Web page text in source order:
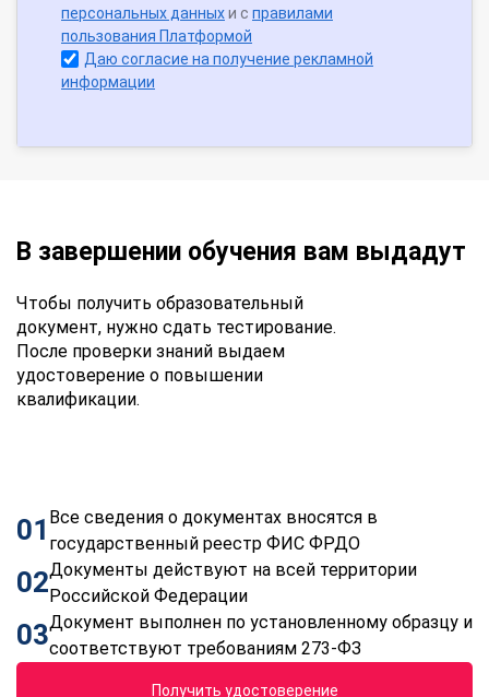
персональных данныхи с правилами
пользования Платформой
Даю согласие на получение рекламной
информации
В завершении обучения вам выдадут
Чтобы получить образовательный
документ, нужно сдать тестирование.
После проверки знаний выдаем
удостоверение о повышении
квалификации.
01 Все сведения о документах вносятся в
государственный реестр ФИС ФРДО
02Документы действуют на всей территории
Российской Федерации
03Документ выполнен по установленному образцу и
соответствуют требованиям 273-ФЗ
Получить удостоверение